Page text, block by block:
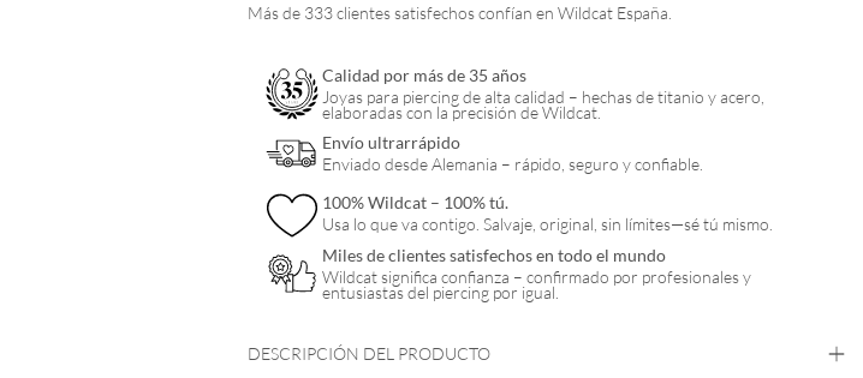
Más de 333 clientes satisfechos confían en Wildcat España.
Calidad por más de 35 años
Joyas para piercing de alta calidad – hechas de titanio y acero,
elaboradas con la precisión de Wildcat.
Envío ultrarrápido
Enviado desde Alemania – rápido, seguro y confiable.
100% Wildcat – 100% tú.
Usa lo que va contigo. Salvaje, original, sin límites—sé tú mismo.
Miles de clientes satisfechos en todo el mundo
Wildcat significa confianza – confirmado por profesionales y
entusiastas del piercing por igual.
DESCRIPCIÓN DEL PRODUCTO